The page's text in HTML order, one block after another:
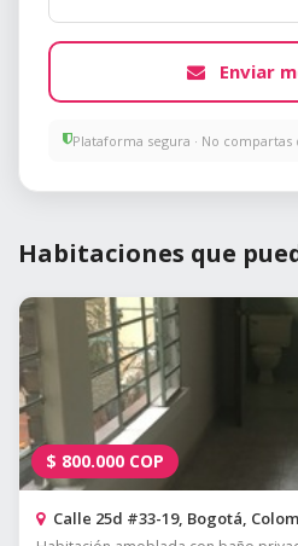
Enviar
Plataforma segura · No
Habitaciones que
$ 800.000 COP
Calle 25d #33-19, Bogotá,